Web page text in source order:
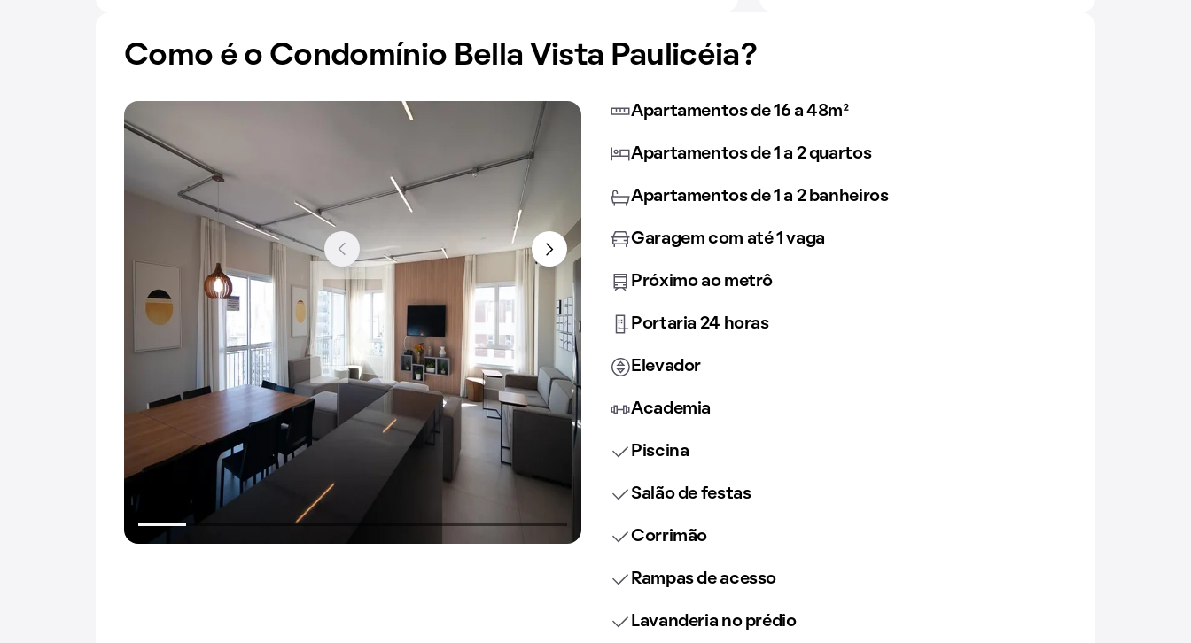
Como é o Condomínio Bella Vista Paulicéia?
Apartamentos de 16 a 48m²
Apartamentos de 1 a 2 quartos
Apartamentos de 1 a 2 banheiros
Garagem com até 1 vaga
Próximo ao metrô
Portaria 24 horas
Elevador
Academia
Piscina
Salão de festas
Corrimão
Rampas de acesso
Lavanderia no prédio